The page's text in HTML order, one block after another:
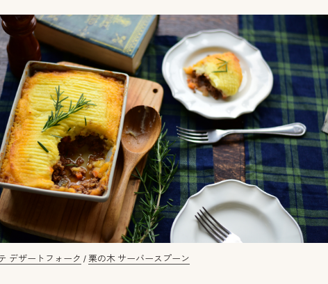
デザートフォーク /栗の木 サーバースプーン